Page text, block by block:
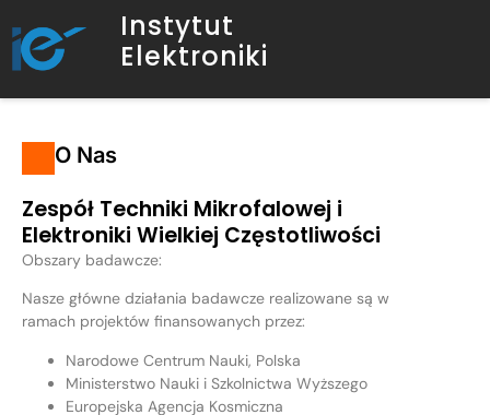
Instytut
Elektroniki
O Nas
Zespół Techniki Mikrofalowej i
Elektroniki Wielkiej Częstotliwości
Obszary badawcze:
Nasze główne działania badawcze realizowane są w
ramach projektów finansowanych przez:
Narodowe Centrum Nauki, Polska
Ministerstwo Nauki i Szkolnictwa Wyższego
Europejska Agencja Kosmiczna